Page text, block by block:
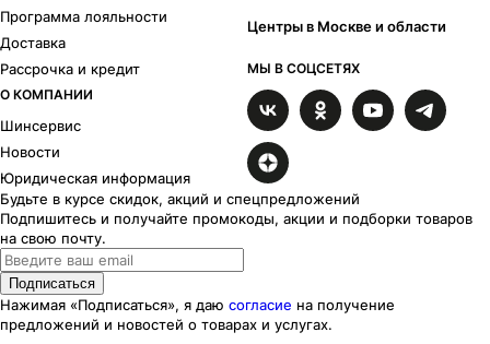
Программа лояльности
Доставка
Рассрочка и кредит
О КОМПАНИИ
Шинсервис
Новости
Юридическая информация
Центры в Москве и области
МЫ В СОЦСЕТЯХ
Будьте в курсе скидок, акций и спецпредложений
Подпишитесь и получайте промокоды, акции и подборки товаров
на свою почту.
Подписаться
Нажимая «Подписаться», я даю согласие на получение
предложений и новостей о товарах и услугах.